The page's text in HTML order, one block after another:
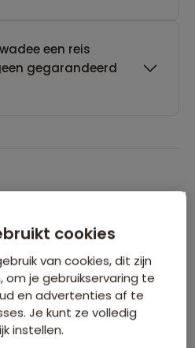
een reis
gegarandeerd
een reis
nemen op een
cookies
van cookies, dit zijn
je gebruikservaring te
en advertenties af te
Je kunt ze volledig
instellen.